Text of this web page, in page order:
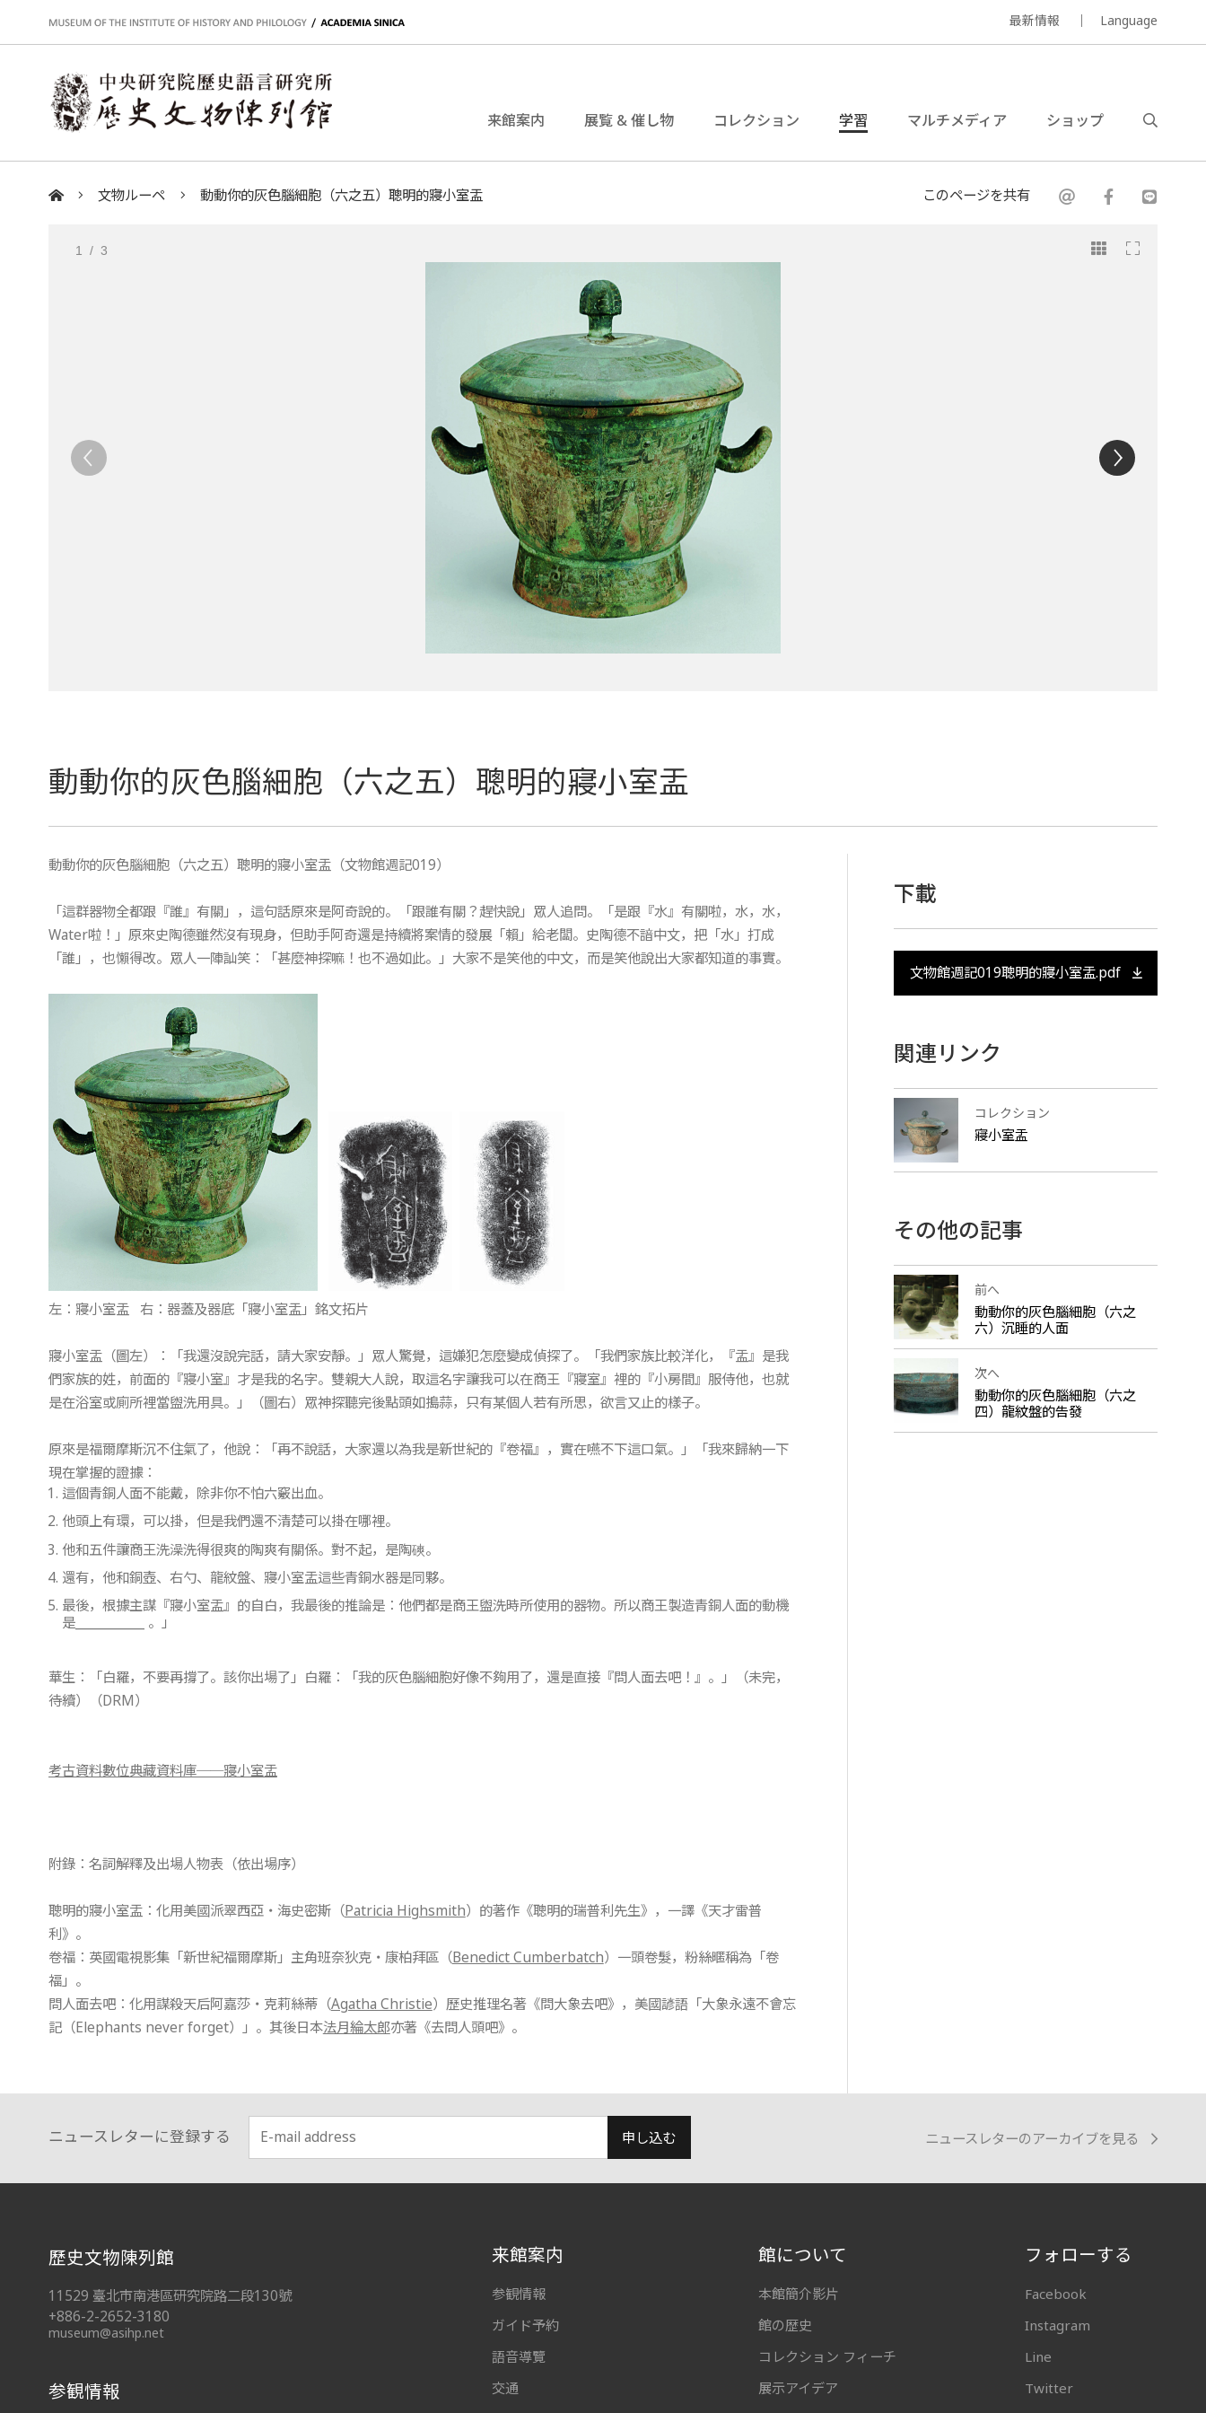
:::
最新情報 Language
来館案内 展覧 & 催し物 コレクション 学習 マルチメディア ショップ
文物ルーペ 動動你的灰色腦細胞（六之五）聰明的寢小室盂 このページを共有
1 / 3
動動你的灰色腦細胞（六之五）聰明的寢小室盂
動動你的灰色腦細胞（六之五）聰明的寢小室盂（文物館週記019）
「這群器物全都跟『誰』有關」，這句話原來是阿奇說的。「跟誰有關？趕快說」眾人追問。「是跟『水』有關啦，水，水，
Water啦！」原來史陶德雖然沒有現身，但助手阿奇還是持續將案情的發展「賴」給老闆。史陶德不諳中文，把「水」打成
「誰」，也懶得改。眾人一陣訕笑：「甚麼神探嘛！也不過如此。」大家不是笑他的中文，而是笑他說出大家都知道的事實。
左：寢小室盂 右：器蓋及器底「寢小室盂」銘文拓片
寢小室盂（圖左）：「我還沒說完話，請大家安靜。」眾人驚覺，這嫌犯怎麼變成偵探了。「我們家族比較洋化，『盂』是我
們家族的姓，前面的『寢小室』才是我的名字。雙親大人說，取這名字讓我可以在商王『寢室』裡的『小房間』服侍他，也就
是在浴室或廁所裡當盥洗用具。」（圖右）眾神探聽完後點頭如搗蒜，只有某個人若有所思，欲言又止的樣子。
原來是福爾摩斯沉不住氣了，他說：「再不說話，大家還以為我是新世紀的『卷福』，實在嚥不下這口氣。」「我來歸納一下
現在掌握的證據：
這個青銅人面不能戴，除非你不怕六竅出血。
他頭上有環，可以掛，但是我們還不清楚可以掛在哪裡。
他和五件讓商王洗澡洗得很爽的陶爽有關係。對不起，是陶磢。
還有，他和銅壺、右勺、龍紋盤、寢小室盂這些青銅水器是同夥。
最後，根據主謀『寢小室盂』的自白，我最後的推論是：他們都是商王盥洗時所使用的器物。所以商王製造青銅人面的動機
是___________ 。」
華生：「白羅，不要再撐了。該你出場了」白羅：「我的灰色腦細胞好像不夠用了，還是直接『問人面去吧！』。」（未完，
待續）（DRM）
考古資料數位典藏資料庫──寢小室盂
附錄：名詞解釋及出場人物表（依出場序）
聰明的寢小室盂：化用美國派翠西亞‧海史密斯（Patricia Highsmith）的著作《聰明的瑞普利先生》，一譯《天才雷普
利》。
卷福：英國電視影集「新世紀福爾摩斯」主角班奈狄克‧康柏拜區（Benedict Cumberbatch）一頭卷髮，粉絲暱稱為「卷
福」。
問人面去吧：化用謀殺天后阿嘉莎‧克莉絲蒂（Agatha Christie）歷史推理名著《問大象去吧》，美國諺語「大象永遠不會忘
記（Elephants never forget）」。其後日本法月綸太郎亦著《去問人頭吧》。
下載
文物館週記019聰明的寢小室盂.pdf
関連リンク
コレクション
寢小室盂
その他の記事
前へ
動動你的灰色腦細胞（六之
六）沉睡的人面
次へ
動動你的灰色腦細胞（六之
四）龍紋盤的告發
ニュースレターに登録する 申し込む ニュースレターのアーカイブを見る
:::
歷史文物陳列館
11529 臺北市南港區研究院路二段130號
+886-2-2652-3180
museum@asihp.net
参観情報
来館案内
参観情報
ガイド予約
語音導覽
交通
館について
本館簡介影片
館の歴史
コレクション フィーチ
展示アイデア
フォローする
Facebook
Instagram
Line
Twitter